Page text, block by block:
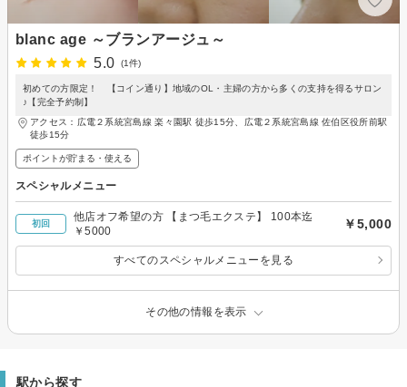
blanc age ～ブランアージュ～
5.0
(1件)
初めての方限定！ 【コイン通り】地域のOL・主婦の方から多くの支持を得るサロン
♪【完全予約制】
アクセス：広電２系統宮島線 楽々園駅 徒歩15分、広電２系統宮島線 佐伯区役所前駅
徒歩15分
ポイントが貯まる・使える
スペシャルメニュー
初回
他店オフ希望の方 【まつ毛エクステ】 100本迄
￥5000
￥5,000
すべてのスペシャルメニューを見る
その他の情報を表示
駅から探す